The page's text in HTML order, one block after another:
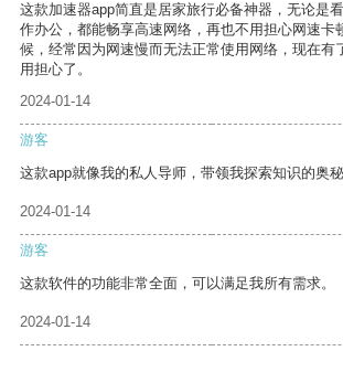
这款加速器app简直是居家旅行必备神器，无论是
作办公，都能畅享高速网络，再也不用担心网速卡
候，经常因为网速慢而无法正常使用网络，现在有
用担心了。
2024-01-14
游客
这款app就像我的私人导师，带领我探索知识的奥秘
2024-01-14
游客
这款软件的功能非常全面，可以满足我所有需求。
2024-01-14